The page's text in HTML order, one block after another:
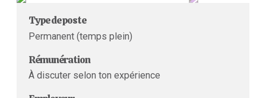
Type de poste
Permanent (temps plein)
Rémunération
À discuter selon ton expérience